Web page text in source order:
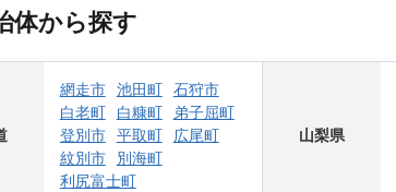
体から探す
網走市 池田町
石狩市
白老町
白糠町
弟子屈町
登別市
平取町
広尾町
紋別市
別海町
利尻富士町
山梨県